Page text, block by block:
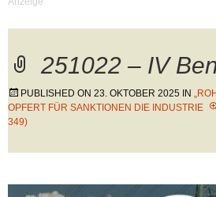
251022 – IV
PUBLISHED ON 23. OKTOBER 2025 IN
OPFERT FÜR SANKTIONEN DIE INDUSTRIE
349)